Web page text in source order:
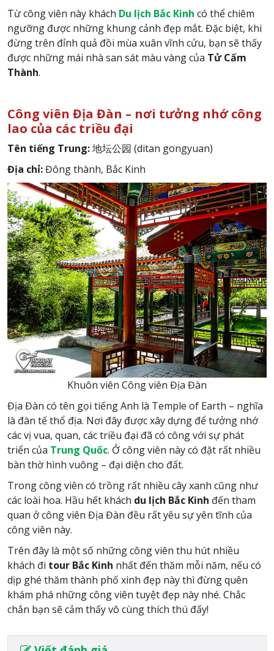
Từ công viên này khách Du lịch Bắc Kinh có thể chiêm
ngưỡng được những khung cảnh đẹp mắt. Đặc biệt, khi
đừng trên đỉnh quả đồi mùa xuân vĩnh cửu, bạn sẽ thấy
được những mái nhà san sát màu vàng của Tử Cấm
Thành.
Công viên Địa Đàn – nơi tưởng nhớ công
lao của các triều đại
Tên tiếng Trung:地坛公园 (ditan gongyuan)
Địa chỉ:Đông thành, Bắc Kinh
Khuôn viên Công viên Địa Đàn
Địa Đàn có tên gọi tiếng Anh là Temple of Earth – nghĩa
là đàn tế thổ địa. Nơi đây được xây dựng để tưởng nhớ
các vị vua, quan, các triều đại đã có công với sự phát
triển của Trung Quốc. Ở công viên này có đặt rất nhiều
bàn thờ hình vuông – đại diện cho đất.
Trong công viên có trồng rất nhiều cây xanh cũng như
các loài hoa. Hầu hết khách du lịch Bắc Kinh đến tham
quan ở công viên Địa Đàn đều rất yêu sự yên tĩnh của
công viên này.
Trên đây là một số những công viên thu hút nhiều
khách đi tour Bắc Kinh nhất đến thăm mỗi năm, nếu có
dịp ghé thăm thành phố xinh đẹp này thì đừng quên
khám phá những công viên tuyệt đẹp này nhé. Chắc
chắn bạn sẽ cảm thấy vô cùng thích thú đấy!